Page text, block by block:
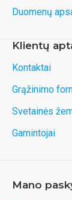
Duomenų
Klientų
Kontaktai
Grąžinimo
Svetainės
Gamintojai
Mano